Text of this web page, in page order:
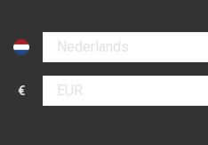
Selecteer taal
€
Selecteer valuta